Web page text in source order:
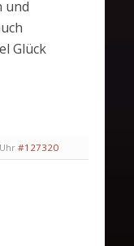
und
Glück
#127320